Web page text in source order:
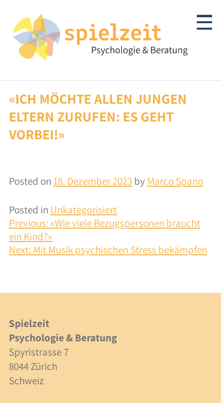
content
Kinder & Jugendliche
Psychotherapie
Beratung
Integration
Zusammenarbeit
Beratung
Supervision
Kosten
«ICH MÖCHTE ALLEN JUNGEN
ELTERN ZURUFEN: ES GEHT
VORBEI!»
Posted on 18. Dezember 2023by Marco Spano
Posted in Unkategorisiert
BEITRAGSNAVIGATION
Previous: «Wie viele Bezugspersonen braucht
ein Kind?»
Next: Mit Musik psychischen Stress bekämpfen
Spielzeit
Psychologie & Beratung
Spyristrasse 7
8044 Zürich
Schweiz